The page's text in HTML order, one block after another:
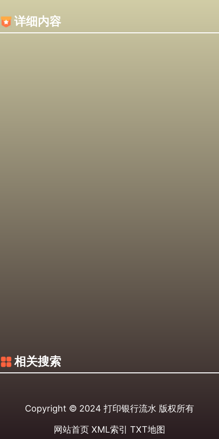
详细内容
相关搜索
Copyright © 2024 打印银行流水 版权所有
网站首页 XML索引 TXT地图